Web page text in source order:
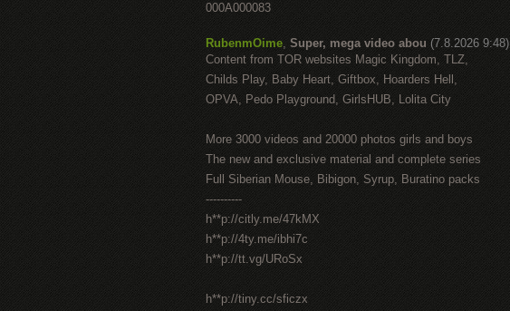
000A000083
RubenmOime, Super, mega video abou (7.8.2026 9:48)
Content from TOR websites Magic Kingdom, TLZ,
Childs Play, Baby Heart, Giftbox, Hoarders Hell,
OPVA, Pedo Playground, GirlsHUB, Lolita City
More 3000 videos and 20000 photos girls and boys
The new and exclusive material and complete series
Full Siberian Mouse, Bibigon, Syrup, Buratino packs
----------
h**p://citly.me/47kMX
h**p://4ty.me/ibhi7c
h**p://tt.vg/URoSx
h**p://tiny.cc/sficzx